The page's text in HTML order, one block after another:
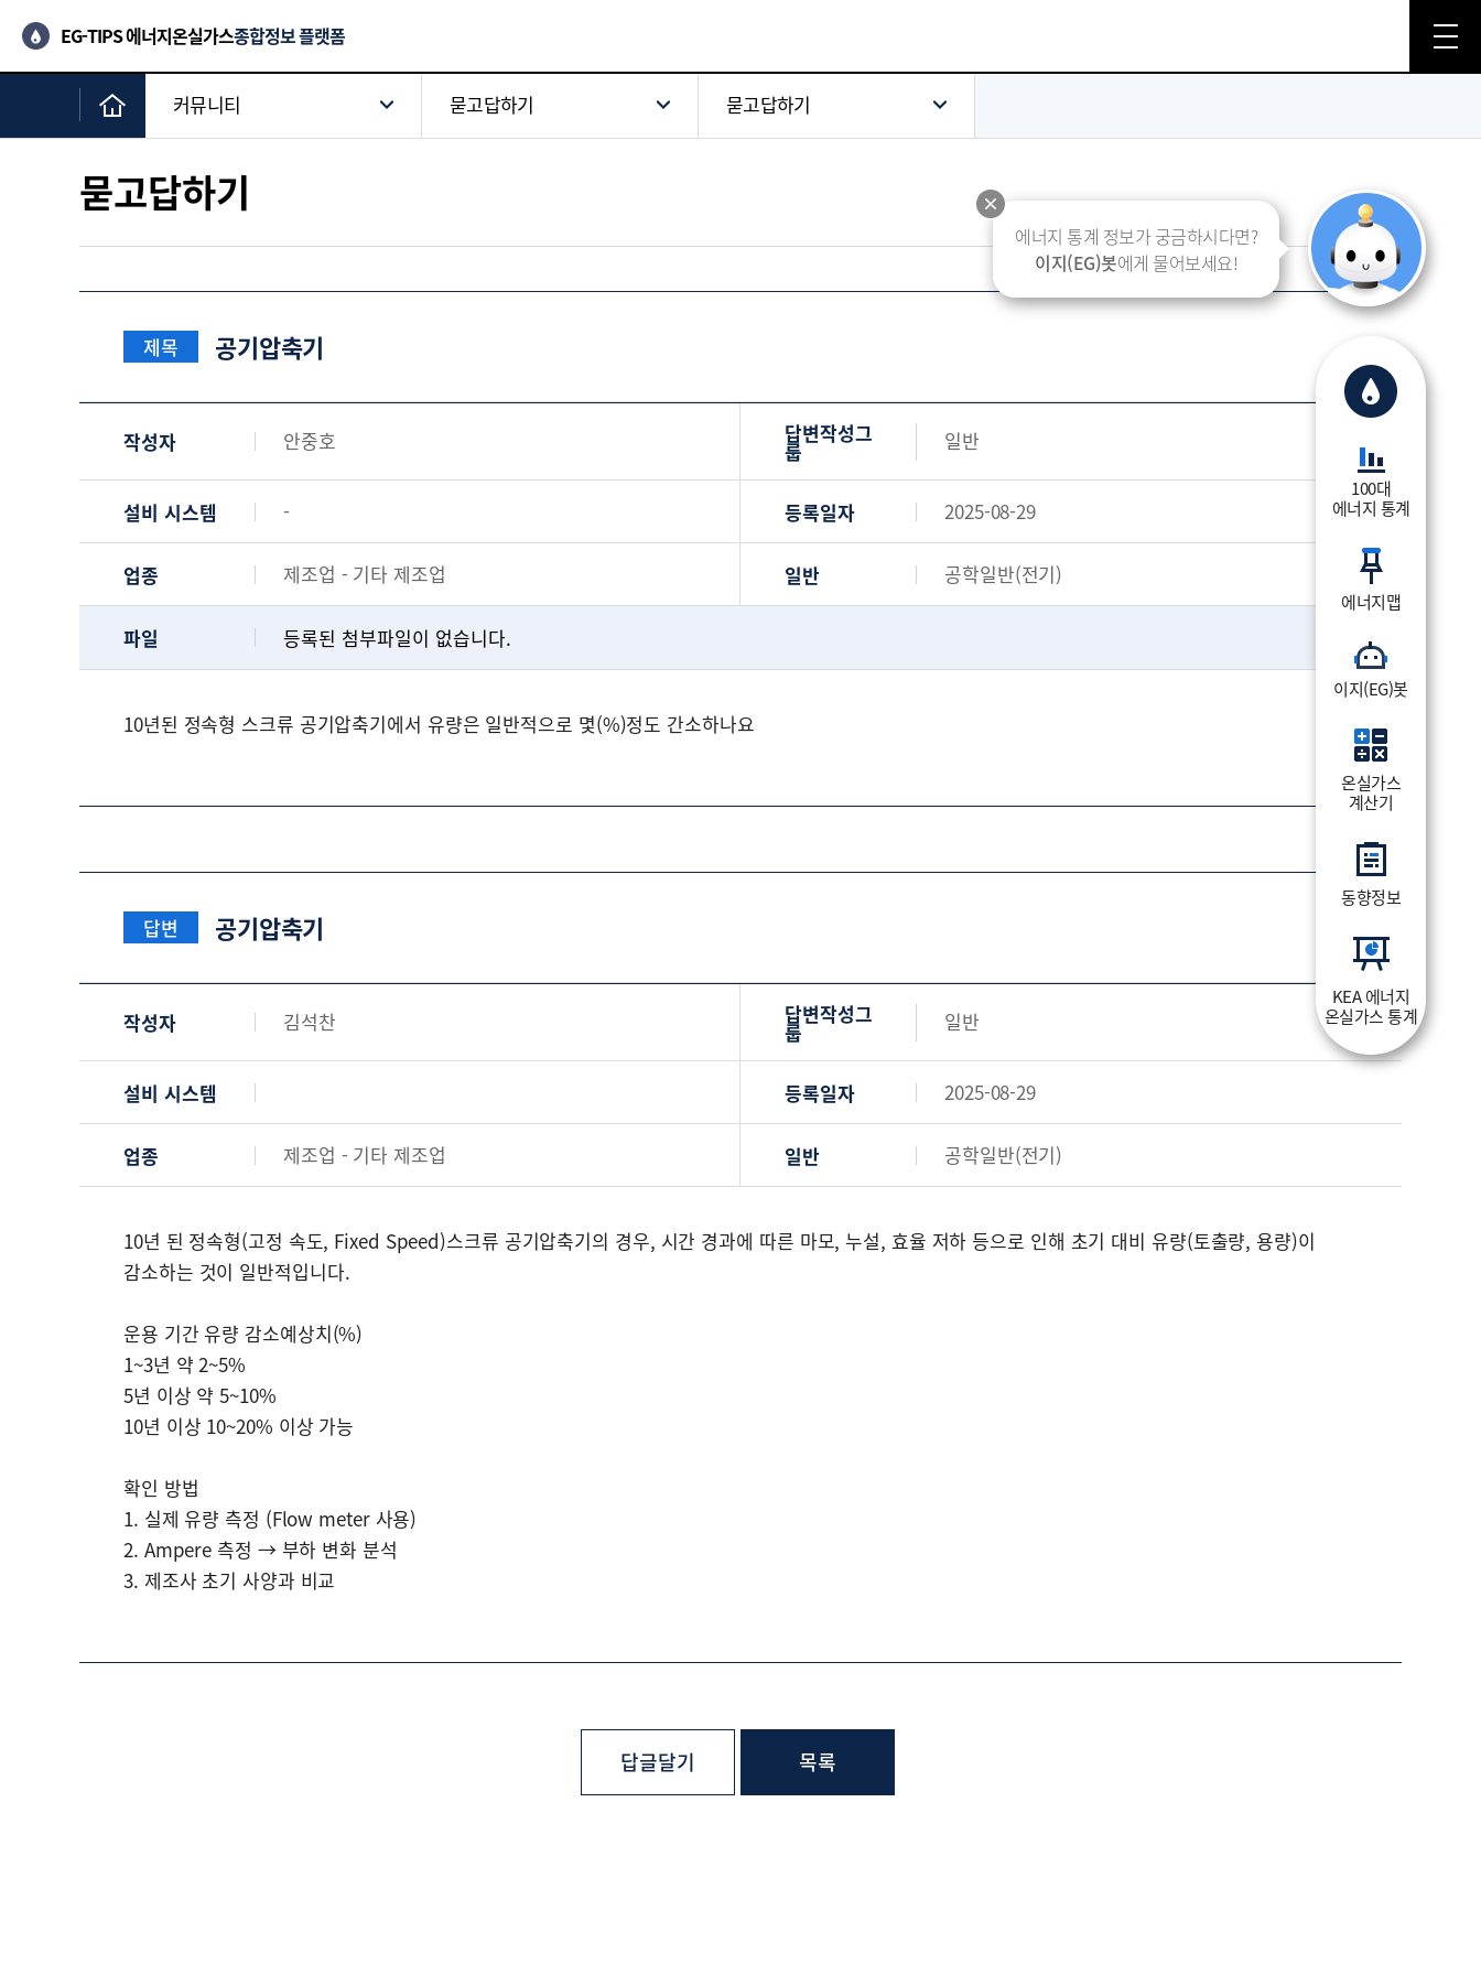
에너지 통계 정보가 궁금하시다면?
이지(EG)봇에게 물어보세요!
100대
에너지 통계
에너지맵
이지(EG)봇
온실가스
계산기
동향정보
KEA 에너지
온실가스 통계
EG-TIPS 에너지온실가스종합정보 플랫폼
커뮤니티 묻고답하기 묻고답하기
묻고답하기
제목 공기압축기
작성자 안중호 답변작성그
룹 일반
설비 시스템 - 등록일자 2025-08-29
업종 제조업 - 기타 제조업 일반 공학일반(전기)
파일 등록된 첨부파일이 없습니다.
10년된 정속형 스크류 공기압축기에서 유량은 일반적으로 몇(%)정도 간소하나요
답변 공기압축기
작성자 김석찬 답변작성그
룹 일반
설비 시스템 등록일자 2025-08-29
업종 제조업 - 기타 제조업 일반 공학일반(전기)
10년 된 정속형(고정 속도, Fixed Speed)스크류 공기압축기의 경우, 시간 경과에 따른 마모, 누설, 효율 저하 등으로 인해 초기 대비 유량(토출량, 용량)이
감소하는 것이 일반적입니다.
운용 기간 유량 감소예상치(%)
1~3년 약 2~5%
5년 이상 약 5~10%
10년 이상 10~20% 이상 가능
확인 방법
1. 실제 유량 측정 (Flow meter 사용)
2. Ampere 측정 → 부하 변화 분석
3. 제조사 초기 사양과 비교